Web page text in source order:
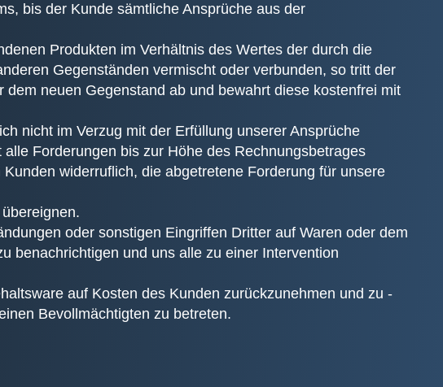
bis der Kunde sämtliche Ansprüche aus der
Produkten im Verhältnis des Wertes der durch die
Gegenständen vermischt oder verbunden, so tritt der
neuen Gegenstand ab und bewahrt diese kostenfrei mit
nicht im Verzug mit der Erfüllung unserer Ansprüche
Forderungen bis zur Höhe des Rechnungsbetrages
widerruflich, die abgetretene Forderung für unsere
oder sonstigen Eingriffen Dritter auf Waren oder dem
benachrichtigen und uns alle zu einer Intervention
auf Kosten des Kunden zurückzunehmen und zu -
Bevollmächtigten zu betreten.